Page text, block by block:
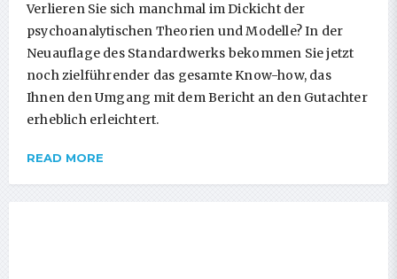
Verlieren Sie sich manchmal im Dickicht der
psychoanalytischen Theorien und Modelle? In der
Neuauflage des Standardwerks bekommen Sie jetzt
noch zielführender das gesamte Know-how, das
Ihnen den Umgang mit dem Bericht an den Gutachter
erheblich erleichtert.
READ MORE